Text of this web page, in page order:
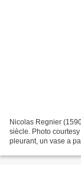
Nicolas Regnier
siècle. Photo
pleurant, un vase a